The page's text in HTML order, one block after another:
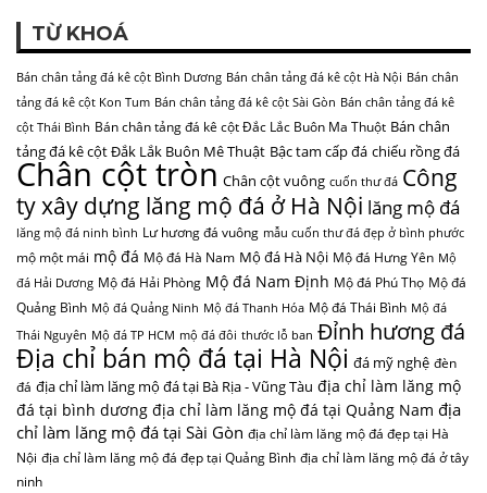
TỪ KHOÁ
Bán chân tảng đá kê cột Bình Dương Bán chân tảng đá kê cột Hà Nội Bán chân
tảng đá kê cột Kon Tum Bán chân tảng đá kê cột Sài Gòn Bán chân tảng đá kê
cột Thái Bình Bán chân tảng đá kê cột Đắc Lắc Buôn Ma Thuột Bán chân
tảng đá kê cột Đắk Lắk Buôn Mê Thuật Bậc tam cấp đá chiếu rồng đá
Chân cột tròn Chân cột vuông cuốn thư đá Công
ty xây dựng lăng mộ đá ở Hà Nội lăng mộ đá
lăng mộ đá ninh bình Lư hương đá vuông mẫu cuốn thư đá đẹp ở bình phước
mộ một mái mộ đá Mộ đá Hà Nam Mộ đá Hà Nội Mộ đá Hưng Yên Mộ
đá Hải Dương Mộ đá Hải Phòng Mộ đá Nam Định Mộ đá Phú Thọ Mộ đá
Quảng Bình Mộ đá Quảng Ninh Mộ đá Thanh Hóa Mộ đá Thái Bình Mộ đá
Thái Nguyên Mộ đá TP HCM mộ đá đôi thước lỗ ban Đỉnh hương đá
Địa chỉ bán mộ đá tại Hà Nội đá mỹ nghệ đèn
đá địa chỉ làm lăng mộ đá tại Bà Rịa - Vũng Tàu địa chỉ làm lăng mộ
đá tại bình dương địa chỉ làm lăng mộ đá tại Quảng Nam địa
chỉ làm lăng mộ đá tại Sài Gòn địa chỉ làm lăng mộ đá đẹp tại Hà
Nội địa chỉ làm lăng mộ đá đẹp tại Quảng Bình địa chỉ làm lăng mộ đá ở tây
ninh